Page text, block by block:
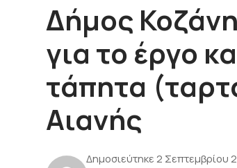
Δήμος
για το έργο
τάπητα
Αιανής
Δημοσιεύτηκε 2 Σεπτεμβρίου